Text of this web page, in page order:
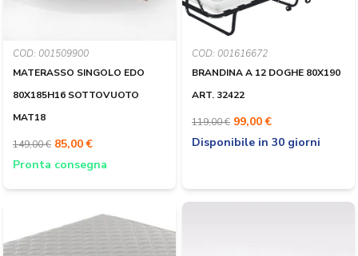
COD: 001509900
MATERASSO SINGOLO EDO
80X185H16 SOTTOVUOTO
MAT18
149,00 € 85,00 €
Pronta consegna
COD: 001616672
BRANDINA A 12 DOGHE 80X190
ART. 32422
119,00 € 99,00 €
Disponibile in 30 giorni